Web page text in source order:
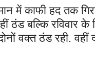
में काफी हद तक
बल्कि रविवार के
वक्त ठंड रही.